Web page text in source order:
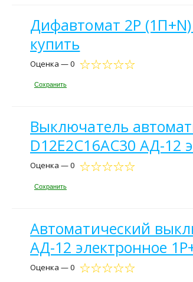
Дифавтомат 2P
купить
Оценка — 0
Сохранить
Выключатель
D12E2C16AC30 АД-12
Оценка — 0
Сохранить
Автоматический
АД-12 электронное
Оценка — 0